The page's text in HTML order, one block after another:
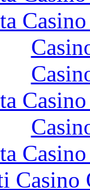
Casino